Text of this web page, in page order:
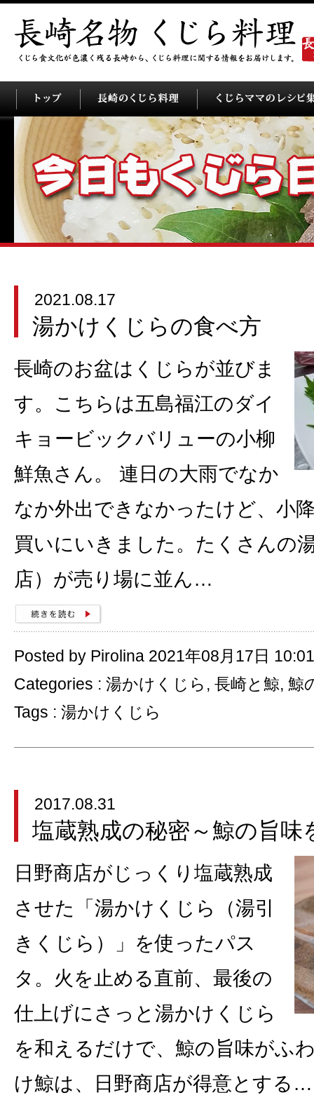
2021.08.17
湯かけくじらの食べ方
長崎のお盆はくじらが並びま
す。こちらは五島福江のダイ
キョービックバリューの小柳
鮮魚さん。 連日の大雨でなか
なか外出できなかったけど、小
買いにいきました。たくさんの
店）が売り場に並ん…
Posted by Pirolina 2021年08月17日 10:01
Categories : 湯かけくじら , 長崎と鯨, 鯨
Tags : 湯かけくじら
2017.08.31
塩蔵熟成の秘密～鯨の旨
日野商店がじっくり塩蔵熟成
させた「湯かけくじら（湯引
きくじら）」を使ったパス
タ。火を止める直前、最後の
仕上げにさっと湯かけくじら
を和えるだけで、鯨の旨味がふ
け鯨は、日野商店が得意とする…